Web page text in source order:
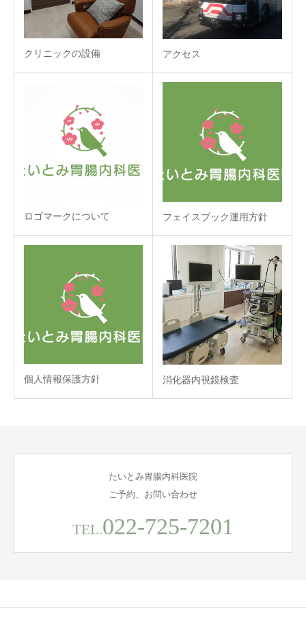
クリニックの設備 アクセス
ロゴマークについて フェイスブック運用方針
個人情報保護方針 消化器内視鏡検査
たいとみ胃腸内科医院
ご予約、お問い合わせ
TEL.022-725-7201